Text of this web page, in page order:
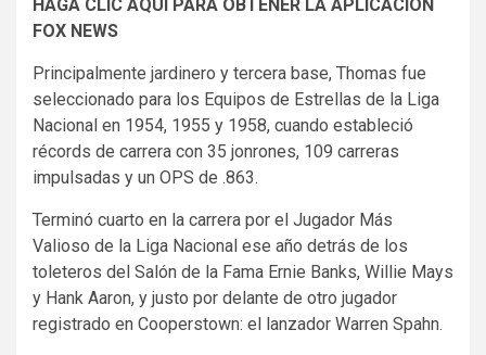
HAGA CLIC AQUÍ PARA OBTENER LA APLICACIÓN
FOX NEWS
Principalmente jardinero y tercera base, Thomas fue
seleccionado para los Equipos de Estrellas de la Liga
Nacional en 1954, 1955 y 1958, cuando estableció
récords de carrera con 35 jonrones, 109 carreras
impulsadas y un OPS de .863.
Terminó cuarto en la carrera por el Jugador Más
Valioso de la Liga Nacional ese año detrás de los
toleteros del Salón de la Fama Ernie Banks, Willie Mays
y Hank Aaron, y justo por delante de otro jugador
registrado en Cooperstown: el lanzador Warren Spahn.